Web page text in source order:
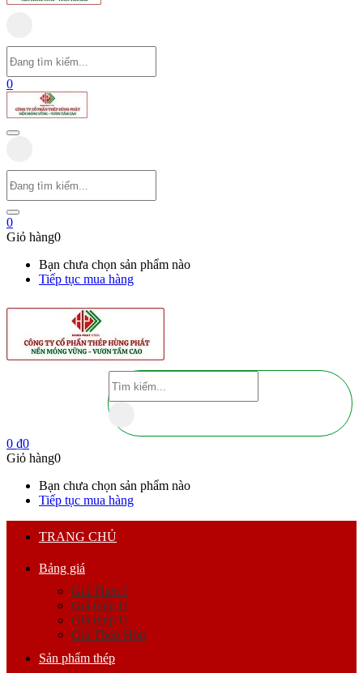
0
0
Giỏ hàng0
Bạn chưa chọn sản phẩm nào
Tiếp tục mua hàng
0 ₫0
Giỏ hàng0
Bạn chưa chọn sản phẩm nào
Tiếp tục mua hàng
TRANG CHỦ
Bảng giá
Giá Thép I
Giá thép H
Giá thép U
Giá Thép Hộp
Sản phẩm thép